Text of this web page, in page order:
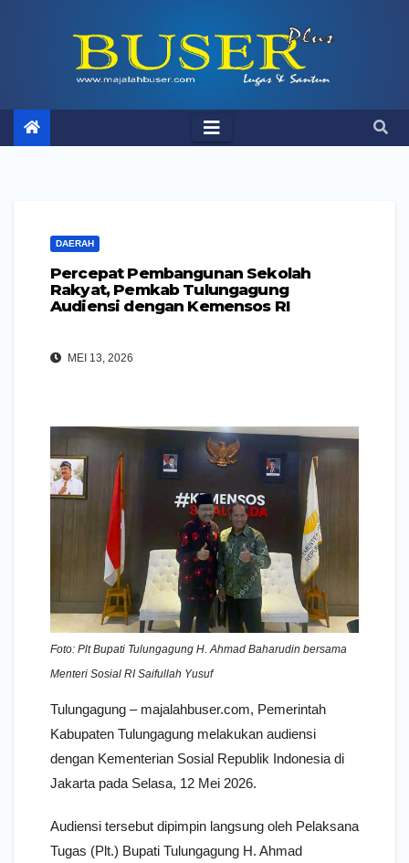
DAERAH
Percepat Pembangunan Sekolah
Rakyat, Pemkab Tulungagung
Audiensi dengan Kemensos RI
MEI 13, 2026
Foto: Plt Bupati Tulungagung H. Ahmad Baharudin bersama
Menteri Sosial RI Saifullah Yusuf
Tulungagung – majalahbuser.com, Pemerintah
Kabupaten Tulungagung melakukan audiensi
dengan Kementerian Sosial Republik Indonesia di
Jakarta pada Selasa, 12 Mei 2026.
Audiensi tersebut dipimpin langsung oleh Pelaksana
Tugas (Plt.) Bupati Tulungagung H. Ahmad